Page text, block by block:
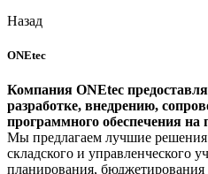
Назад
ONEtec
Компания ONEtec
разработке, внедрению,
программного обеспечения
Мы предлагаем лучшие решения
складского и управленческого
планирования, бюджетирования